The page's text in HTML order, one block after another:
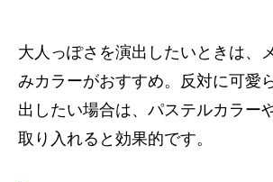
大人っぽさを演出したいときは、
みカラーがおすすめ。反対に可愛
出したい場合は、パステルカラー
取り入れると効果的です。